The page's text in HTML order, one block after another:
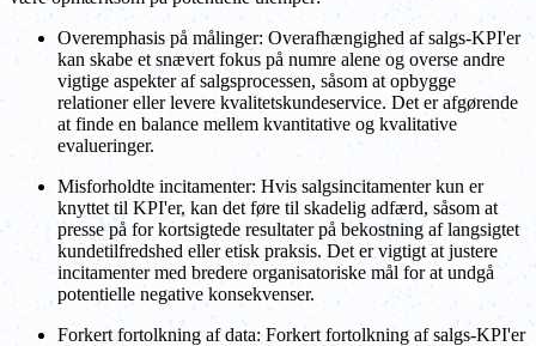
Overemphasis på målinger: Overafhængighed af salgs-KPI'er
kan skabe et snævert fokus på numre alene og overse andre
vigtige aspekter af salgsprocessen, såsom at opbygge
relationer eller levere kvalitetskundeservice. Det er afgørende
at finde en balance mellem kvantitative og kvalitative
evalueringer.
Misforholdte incitamenter: Hvis salgsincitamenter kun er
knyttet til KPI'er, kan det føre til skadelig adfærd, såsom at
presse på for kortsigtede resultater på bekostning af langsigtet
kundetilfredshed eller etisk praksis. Det er vigtigt at justere
incitamenter med bredere organisatoriske mål for at undgå
potentielle negative konsekvenser.
Forkert fortolkning af data: Forkert fortolkning af salgs-KPI'er